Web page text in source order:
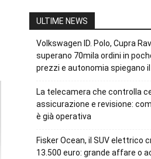
ULTIME NEWS
Volkswagen ID. Polo, Cupra
superano 70mila ordini in
prezzi e autonomia spiegano
La telecamera che controlla
assicurazione e revisione:
è già operativa
Fisker Ocean, il SUV elettrico
13.500 euro: grande affare o